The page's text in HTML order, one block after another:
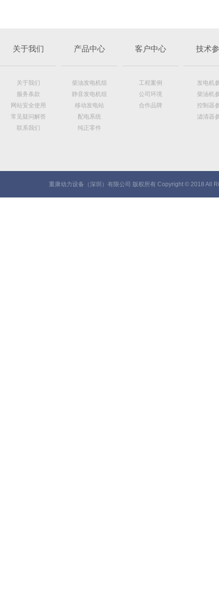
关于我们
关于我们
服务条款
网站安全使用
常见疑问解答
联系我们
产品中心
柴油发电机组
静音发电机组
移动发电站
配电系统
纯正零件
客户中心
工程案例
公司环境
合作品牌
技术
发电机
柴油机
控制器
滤清器
重康动力设备（深圳）有限公司 版权所有 Copyright © 2018 All